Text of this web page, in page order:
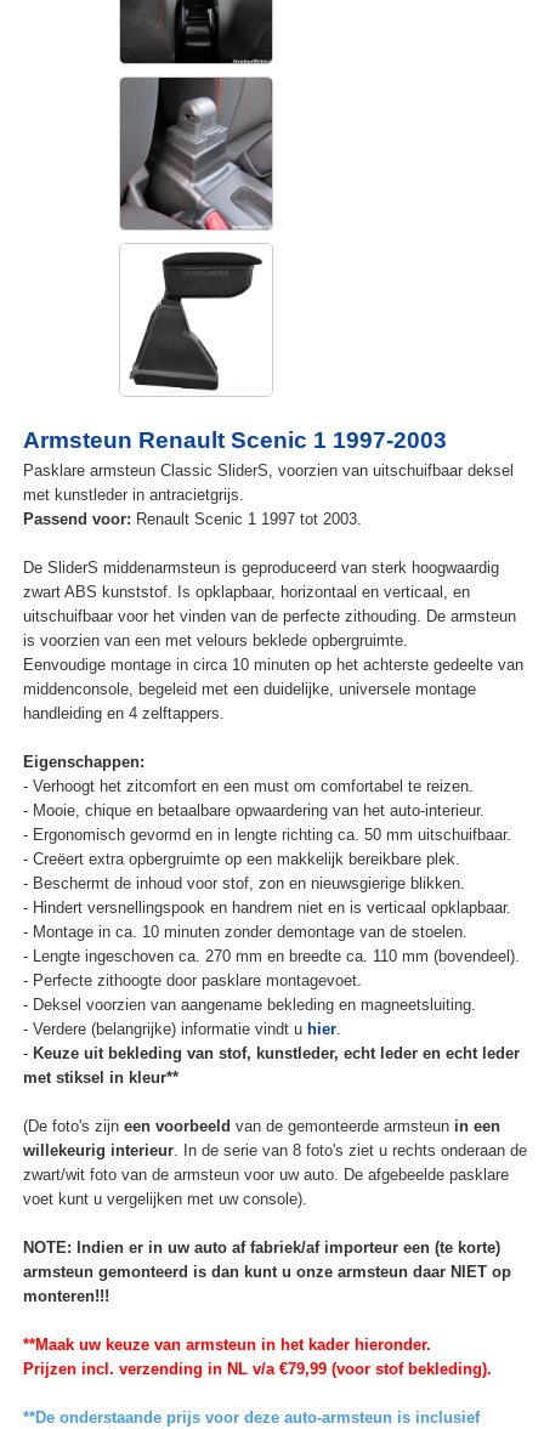
Armsteun Renault Scenic 1 1997-2003
Pasklare armsteun Classic SliderS, voorzien van uitschuifbaar deksel
met kunstleder in antracietgrijs.
Passend voor: Renault Scenic 1 1997 tot 2003.
De SliderS middenarmsteun is geproduceerd van sterk hoogwaardig
zwart ABS kunststof. Is opklapbaar, horizontaal en verticaal, en
uitschuifbaar voor het vinden van de perfecte zithouding. De armsteun
is voorzien van een met velours beklede opbergruimte.
Eenvoudige montage in circa 10 minuten op het achterste gedeelte van
middenconsole, begeleid met een duidelijke, universele montage
handleiding en 4 zelftappers.
Eigenschappen:
- Verhoogt het zitcomfort en een must om comfortabel te reizen.
- Mooie, chique en betaalbare opwaardering van het auto-interieur.
- Ergonomisch gevormd en in lengte richting ca. 50 mm uitschuifbaar.
- Creëert extra opbergruimte op een makkelijk bereikbare plek.
- Beschermt de inhoud voor stof, zon en nieuwsgierige blikken.
- Hindert versnellingspook en handrem niet en is verticaal opklapbaar.
- Montage in ca. 10 minuten zonder demontage van de stoelen.
- Lengte ingeschoven ca. 270 mm en breedte ca. 110 mm (bovendeel).
- Perfecte zithoogte door pasklare montagevoet.
- Deksel voorzien van aangename bekleding en magneetsluiting.
- Verdere (belangrijke) informatie vindt u hier.
- Keuze uit bekleding van stof, kunstleder, echt leder en echt leder
met stiksel in kleur**
(De foto's zijn een voorbeeld van de gemonteerde armsteun in een
willekeurig interieur. In de serie van 8 foto's ziet u rechts onderaan de
zwart/wit foto van de armsteun voor uw auto. De afgebeelde pasklare
voet kunt u vergelijken met uw console).
NOTE: Indien er in uw auto af fabriek/af importeur een (te korte)
armsteun gemonteerd is dan kunt u onze armsteun daar NIET op
monteren!!!
**Maak uw keuze van armsteun in het kader hieronder.
Prijzen incl. verzending in NL v/a €79,99 (voor stof bekleding).
**De onderstaande prijs voor deze auto-armsteun is inclusief